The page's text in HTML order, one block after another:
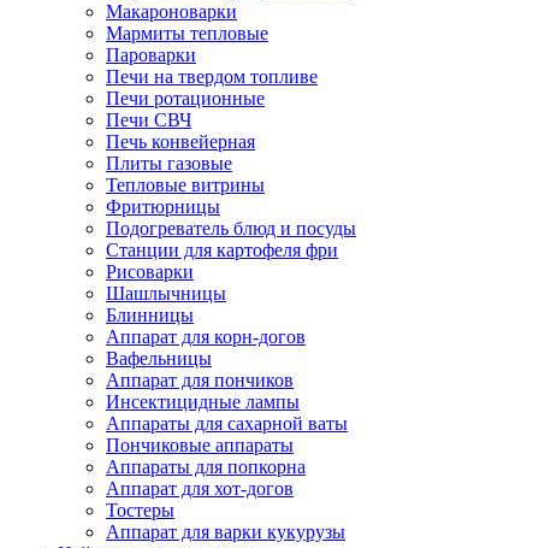
Макароноварки
Мармиты тепловые
Пароварки
Печи на твердом топливе
Печи ротационные
Печи СВЧ
Печь конвейерная
Плиты газовые
Тепловые витрины
Фритюрницы
Подогреватель блюд и посуды
Станции для картофеля фри
Рисоварки
Шашлычницы
Блинницы
Аппарат для корн-догов
Вафельницы
Аппарат для пончиков
Инсектицидные лампы
Аппараты для сахарной ваты
Пончиковые аппараты
Аппараты для попкорна
Аппарат для хот-догов
Тостеры
Аппарат для варки кукурузы